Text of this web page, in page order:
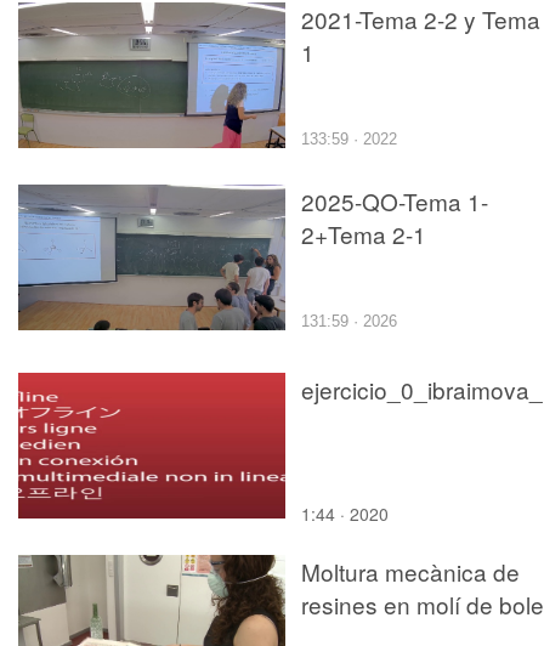
2021-Tema 2-2 y
1
133:59 · 2022
2025-QO-Tema 1-
2+Tema 2-1
131:59 · 2026
1:44 · 2020
Moltura mecànica de
resines en molí de